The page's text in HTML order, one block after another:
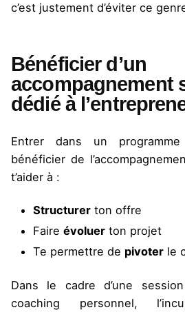
c’est justement d’éviter ce
Bénéficier d’un
accompagnement
dédié à
Entrer dans un programme
bénéficier de
t’aider à :
Structurer ton offre
Faire évoluer ton projet
Te permettre de pivoter le
Dans le cadre d’une
coaching personnel,